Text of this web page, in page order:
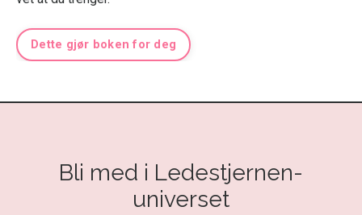
Dette gjør boken for deg
Bli med i Ledestjernen-
universet